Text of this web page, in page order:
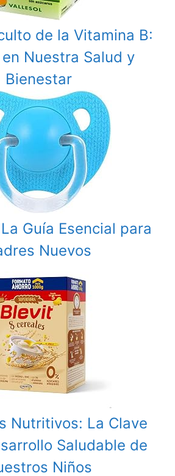
de la Vitamina B:
Nuestra Salud y
Bienestar
Guía Esencial para
Nuevos
Nutritivos: La Clave
Saludable de
Niños